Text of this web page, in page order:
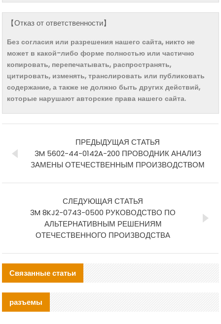
【Отказ от ответственности】
Без согласия или разрешения нашего сайта, никто не
может в какой-либо форме полностью или частично
копировать, перепечатывать, распространять,
цитировать, изменять, транслировать или публиковать
содержание, а также не должно быть других действий,
которые нарушают авторские права нашего сайта.
ПРЕДЫДУЩАЯ СТАТЬЯ
3M 5602-44-0142A-200 ПРОВОДНИК АНАЛИЗ
ЗАМЕНЫ ОТЕЧЕСТВЕННЫМ ПРОИЗВОДСТВОМ
СЛЕДУЮЩАЯ СТАТЬЯ
3M 8KJ2-0743-0500 РУКОВОДСТВО ПО
АЛЬТЕРНАТИВНЫМ РЕШЕНИЯМ
ОТЕЧЕСТВЕННОГО ПРОИЗВОДСТВА
Связанные статьи
разъемы